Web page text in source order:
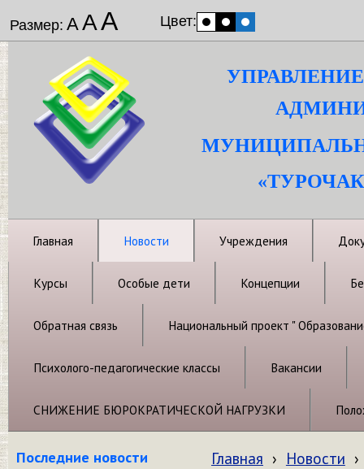
Размер: ААА Цвет:
Главная Новости Учреждения
Курсы Особые дети Концепции
Обратная связь Национальный проект "
Психолого-педагогические классы Вакансии
СНИЖЕНИЕ БЮРОКРАТИЧЕСКОЙ НАГРУЗКИ
Последние новости Главная › Новости ›